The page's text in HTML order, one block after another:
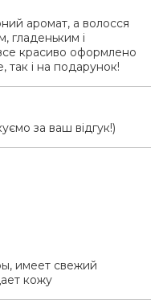
аромат, а волосся
гладеньким і
красиво оформлено
так і на подарунок!
за ваш відгук!)
имеет свежий
кожу